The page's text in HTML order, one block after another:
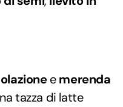
emerenda
tazza di latte